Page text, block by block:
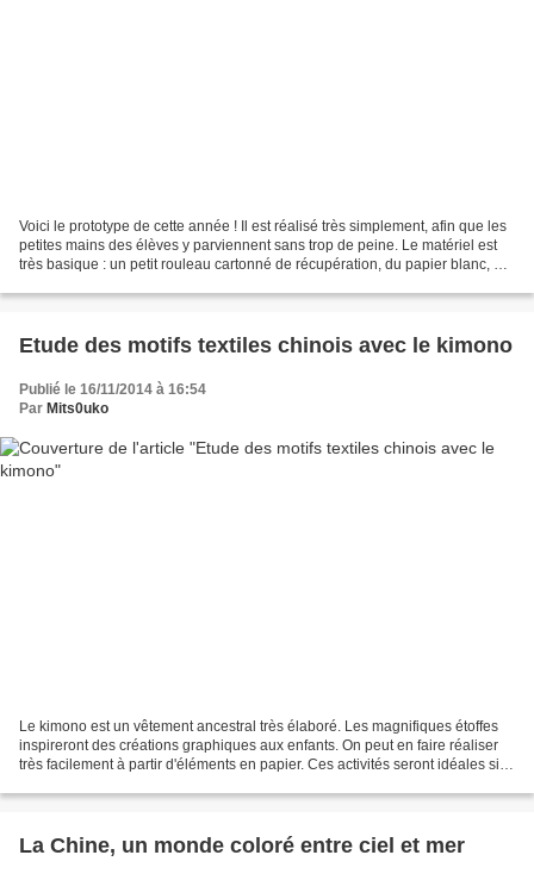
Voici le prototype de cette année ! Il est réalisé très simplement, afin que les
petites mains des élèves y parviennent sans trop de peine. Le matériel est
très basique : un petit rouleau cartonné de récupération, du papier blanc, du
Etude des motifs textiles chinois avec le kimono
Publié le 16/11/2014 à 16:54
Par Mits0uko
Le kimono est un vêtement ancestral très élaboré. Les magnifiques étoffes
inspireront des créations graphiques aux enfants. On peut en faire réaliser
très facilement à partir d'éléments en papier. Ces activités seront idéales si
La Chine, un monde coloré entre ciel et mer